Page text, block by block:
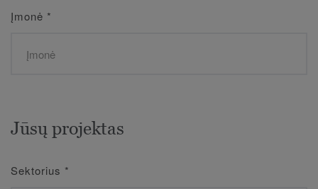
Įmonė *
Jūsų projektas
Sektorius *